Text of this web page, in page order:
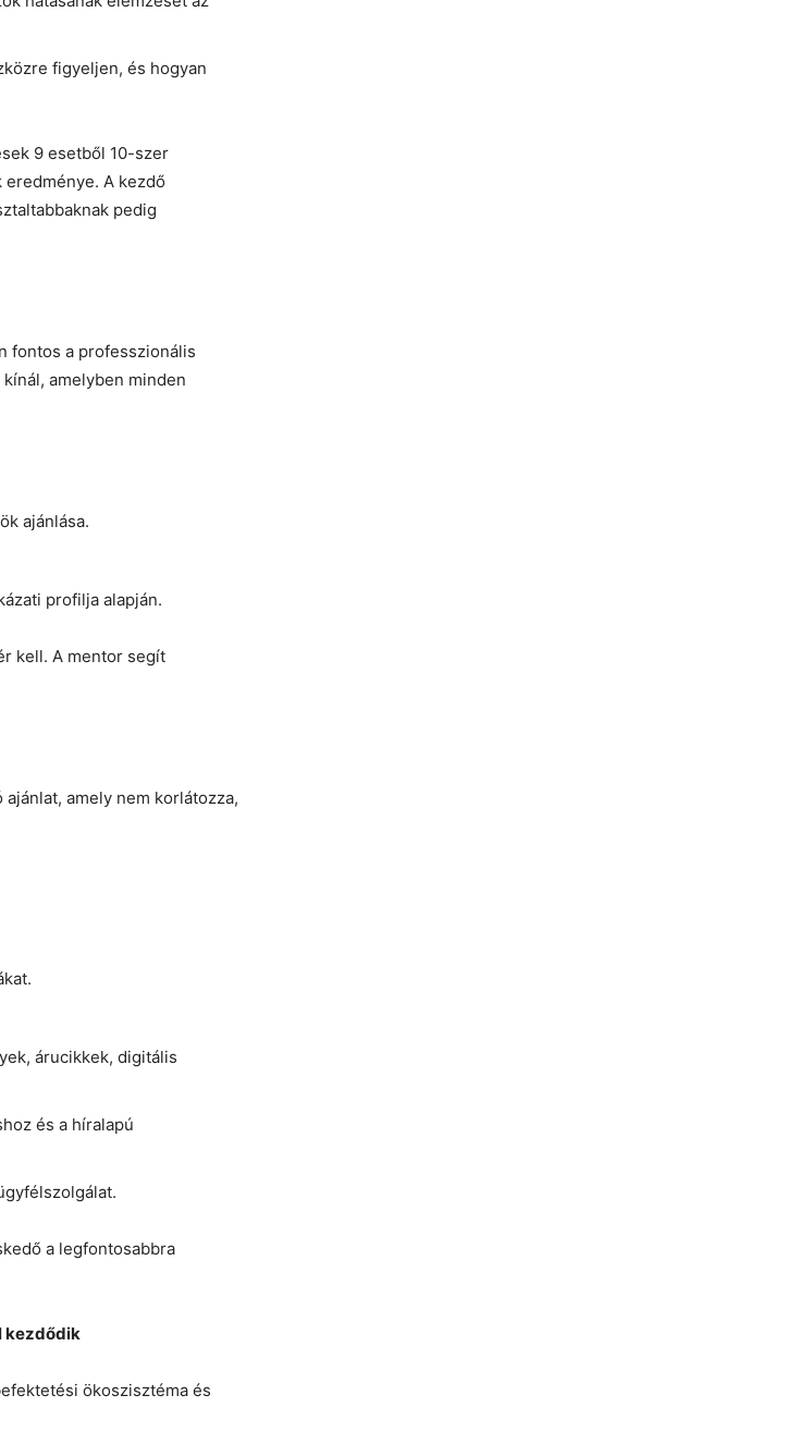
figyeljen, és hogyan
9 esetből 10-szer
eredménye. A kezdő
pedig
fontos a professzionális
amelyben minden
ajánlása.
profilja alapján.
kell. A mentor segít
amely nem korlátozza,
árucikkek, digitális
és a híralapú
a legfontosabbra
kezdődik
ökoszisztéma és